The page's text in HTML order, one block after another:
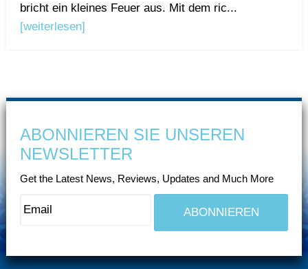
bricht ein kleines Feuer aus. Mit dem ric...
[weiterlesen]
ABONNIEREN SIE UNSEREN
NEWSLETTER
Get the Latest News, Reviews, Updates and Much More